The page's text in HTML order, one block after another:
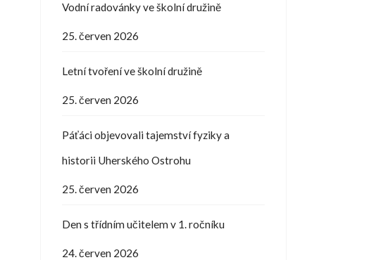
Vodní radovánky ve školní družině
25. červen 2026
Letní tvoření ve školní družině
25. červen 2026
Páťáci objevovali tajemství fyziky a
historii Uherského Ostrohu
25. červen 2026
Den s třídním učitelem v 1. ročníku
24. červen 2026